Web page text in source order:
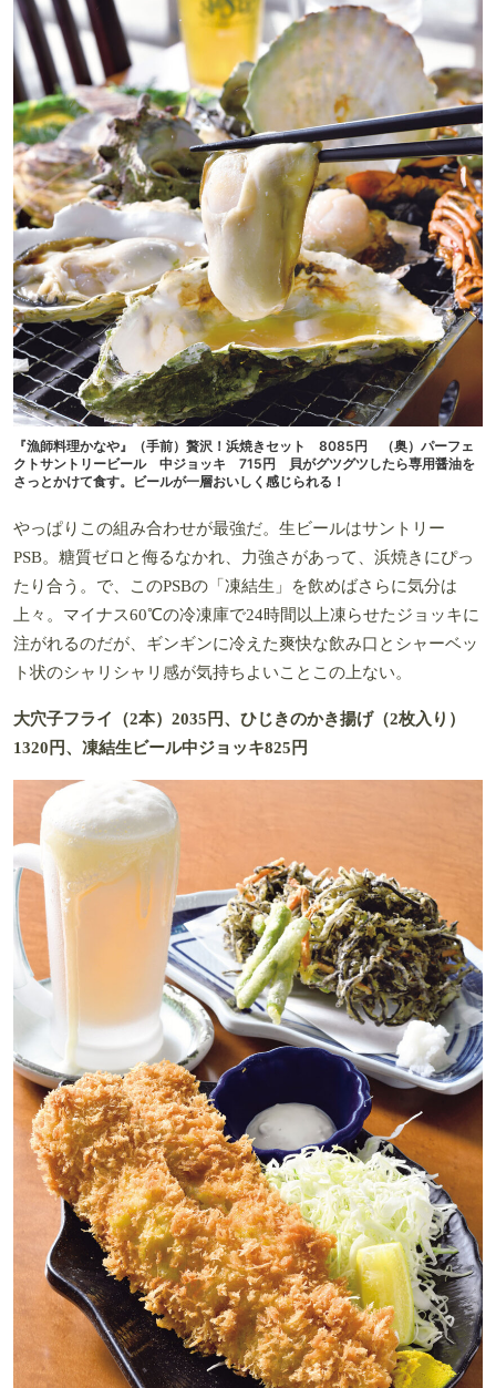
『漁師料理かなや』（手前）贅沢！浜焼きセット 8085円 （奥）パーフェ
クトサントリービール 中ジョッキ 715円 貝がグツグツしたら専用醤油を
さっとかけて食す。ビールが一層おいしく感じられる！
やっぱりこの組み合わせが最強だ。生ビールはサントリー
PSB。糖質ゼロと侮るなかれ、力強さがあって、浜焼きにぴっ
たり合う。で、このPSBの「凍結生」を飲めばさらに気分は
上々。マイナス60℃の冷凍庫で24時間以上凍らせたジョッキに
注がれるのだが、ギンギンに冷えた爽快な飲み口とシャーベッ
ト状のシャリシャリ感が気持ちよいことこの上ない。
大穴子フライ（2本）2035円、ひじきのかき揚げ（2枚入り）
1320円、凍結生ビール中ジョッキ825円